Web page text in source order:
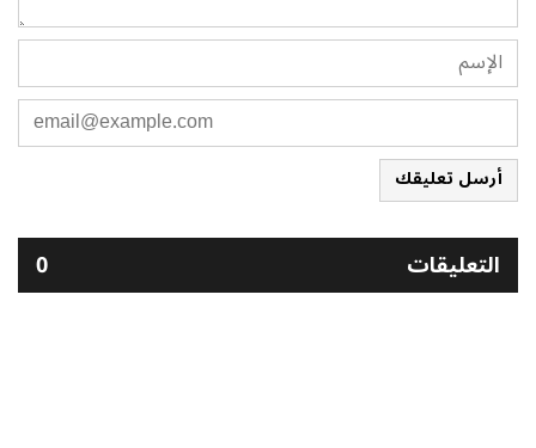
أرسل تعليقك
التعليقات 0